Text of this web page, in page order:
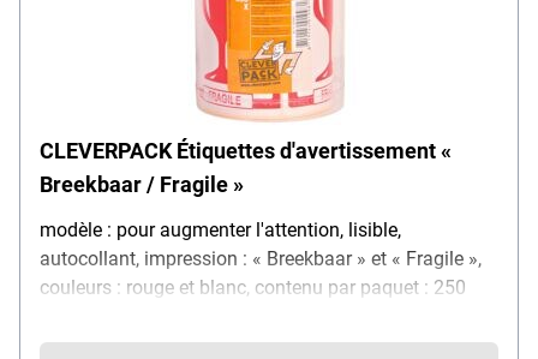
CLEVERPACK Étiquettes d'avertissement «
Breekbaar / Fragile »
modèle : pour augmenter l'attention, lisible,
autocollant, impression : « Breekbaar » et « Fragile »,
couleurs : rouge et blanc, contenu par paquet : 250